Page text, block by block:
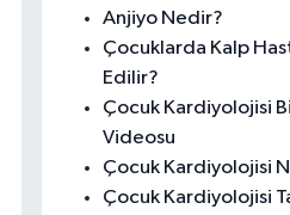
Anjiyo Nedir?
Çocuklarda Kalp
Edilir?
Çocuk Kardiyolojisi
Videosu
Çocuk Kardiyolojisi
Çocuk Kardiyolojisi